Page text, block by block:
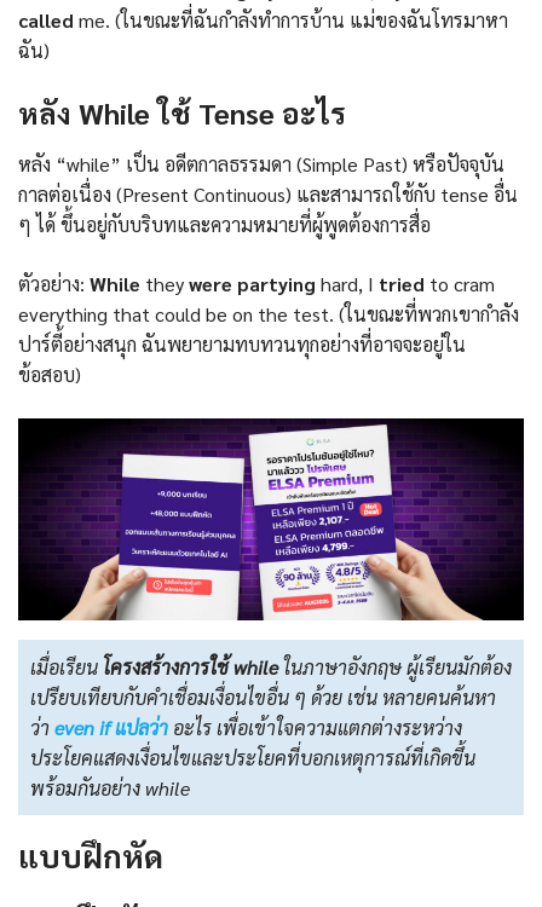
called me. (ในขณะที่ฉันกำลังทำการบ้าน แม่ของฉันโทรมาหา
ฉัน)
หลัง While ใช้ Tense อะไร
หลัง “while” เป็น อดีตกาลธรรมดา (Simple Past) หรือปัจจุบัน
กาลต่อเนื่อง (Present Continuous) และสามารถใช้กับ tense อื่น
ๆ ได้ ขึ้นอยู่กับบริบทและความหมายที่ผู้พูดต้องการสื่อ
ตัวอย่าง: While theywere partying hard, I tried to cram
everything that could be on the test. (ในขณะที่พวกเขากำลัง
ปาร์ตี้อย่างสนุก ฉันพยายามทบทวนทุกอย่างที่อาจจะอยู่ใน
ข้อสอบ)
เมื่อเรียน โครงสร้างการใช้ whileในภาษาอังกฤษ ผู้เรียนมักต้อง
เปรียบเทียบกับคำเชื่อมเงื่อนไขอื่น ๆ ด้วย เช่น หลายคนค้นหา
ว่า even if แปลว่า อะไร เพื่อเข้าใจความแตกต่างระหว่าง
ประโยคแสดงเงื่อนไขและประโยคที่บอกเหตุการณ์ที่เกิดขึ้น
พร้อมกันอย่าง while
แบบฝึกหัด